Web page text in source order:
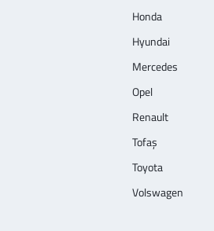
Honda
Hyundai
Mercedes
Opel
Renault
Tofaş
Toyota
Volswagen